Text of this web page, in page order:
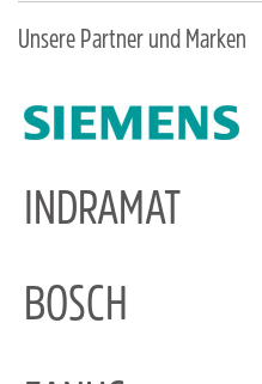
Unsere Partner und Marken
INDRAMAT
BOSCH